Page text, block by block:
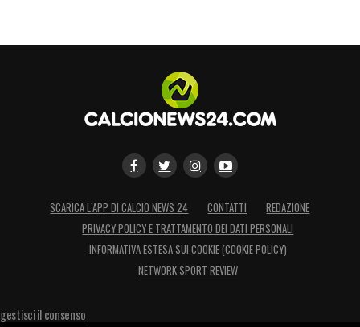
SCARICA L’APP DI CALCIO NEWS 24 CONTATTI
REDAZIONE
PRIVACY POLICY E TRATTAMENTO DEI DATI PERSONALI
INFORMATIVA ESTESA SUI COOKIE (COOKIE POLICY)
NETWORK SPORT REVIEW
gestisci il consenso